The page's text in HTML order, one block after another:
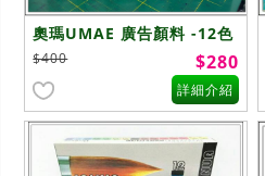
奧瑪UMAE 廣告顏料 -12色
$400 $280
詳細介紹